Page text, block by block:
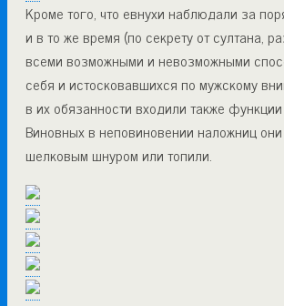
Кроме того, что евнухи наблюдали за
и в то же время (по секрету от султана,
всеми возможными и невозможными
себя и истосковавшихся по мужскому
в их обязанности входили также
Виновных в неповиновении наложниц
шелковым шнуром или топили.